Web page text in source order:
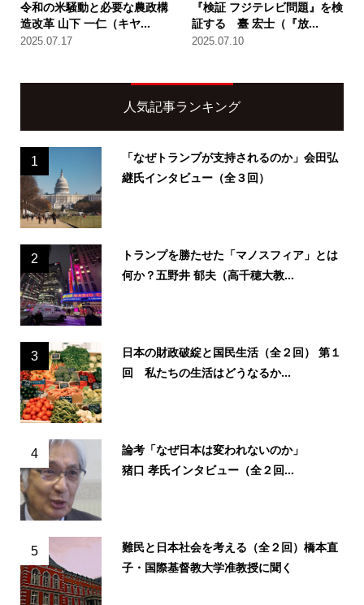
令和の米騒動と必要な農政構
造改革 山下 一仁（キヤ...
2025.07.17
『検証 フジテレビ問題』を検
証する 臺 宏士（『放...
2025.07.10
人気記事ランキング
1
「なぜトランプが支持されるのか」会田弘
継氏インタビュー（全３回）
2
トランプを勝たせた「マノスフィア」とは
何か？五野井 郁夫（高千穂大教...
3
日本の財政破綻と国民生活（全２回） 第１
回 私たちの生活はどうなるか...
4
論考「なぜ日本は変われないのか」
猪口 孝氏インタビュー（全２回...
5
難民と日本社会を考える（全２回）橋本直
子・国際基督教大学准教授に聞く